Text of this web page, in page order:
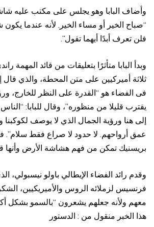
وأضاف البابا وهو يجلس على مكتب عليه
“صباح الخير أو مساء الخير. لأنه عندما
فلن تعرف أبدًا أيهما تقول”.
وبدأ البابا متأثرًا بتعليقات من قائد المهمة
ثلاثة أميركيين على متن المحطة، والذي قال
فى الفضاء هو “القدرة على النظر للخارج،
يقترب قليلا من منظوره”، وقال للبابا:
إلى هنا ورؤية الجمال الذي لا يوصف لكوكبنا
عمق أرواحهم. لا حدود لا صراع فقط سلام”.
بريسنيك تمكن من فهم هشاشة الأرض وأنها
وقدم رائد الفضاء الإيطالي باولو نيسبولي،
فرنسيس لزملائه الروس والأميريكيين،
معهم ولأنه جعلهم يشعرون “بالسمو بشكل
هذا الخبر منقول من : الدستور